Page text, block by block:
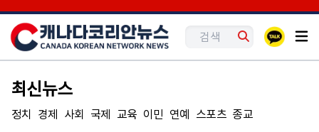
최신뉴스
정치 경제 사회 국제 교육 이민 연예 스포츠 종교